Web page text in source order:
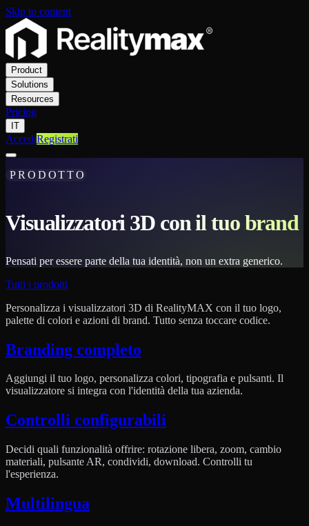
Skip to content
Product
Solutions
Resources
Pricing
IT
AccediRegistrati
PRODOTTO
Visualizzatori 3D con il tuo brand
Pensati per essere parte della tua identità, non un extra generico.
Tutti i prodotti
Personalizza i visualizzatori 3D di RealityMAX con il tuo logo,
palette di colori e azioni di brand. Tutto senza toccare codice.
Branding completo
Aggiungi il tuo logo, personalizza colori, tipografia e pulsanti. Il
visualizzatore si integra con l'identità della tua azienda.
Controlli configurabili
Decidi quali funzionalità offrire: rotazione libera, zoom, cambio
materiali, pulsante AR, condividi, download. Controlli tu
l'esperienza.
Multilingua